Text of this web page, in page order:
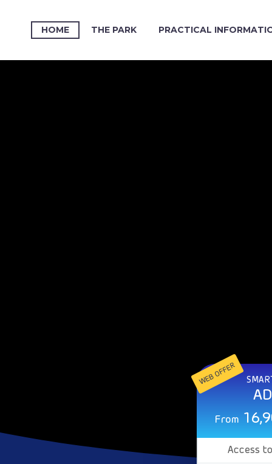
HOME THE PARK PRACTICAL
WEB OFFER
From
Access